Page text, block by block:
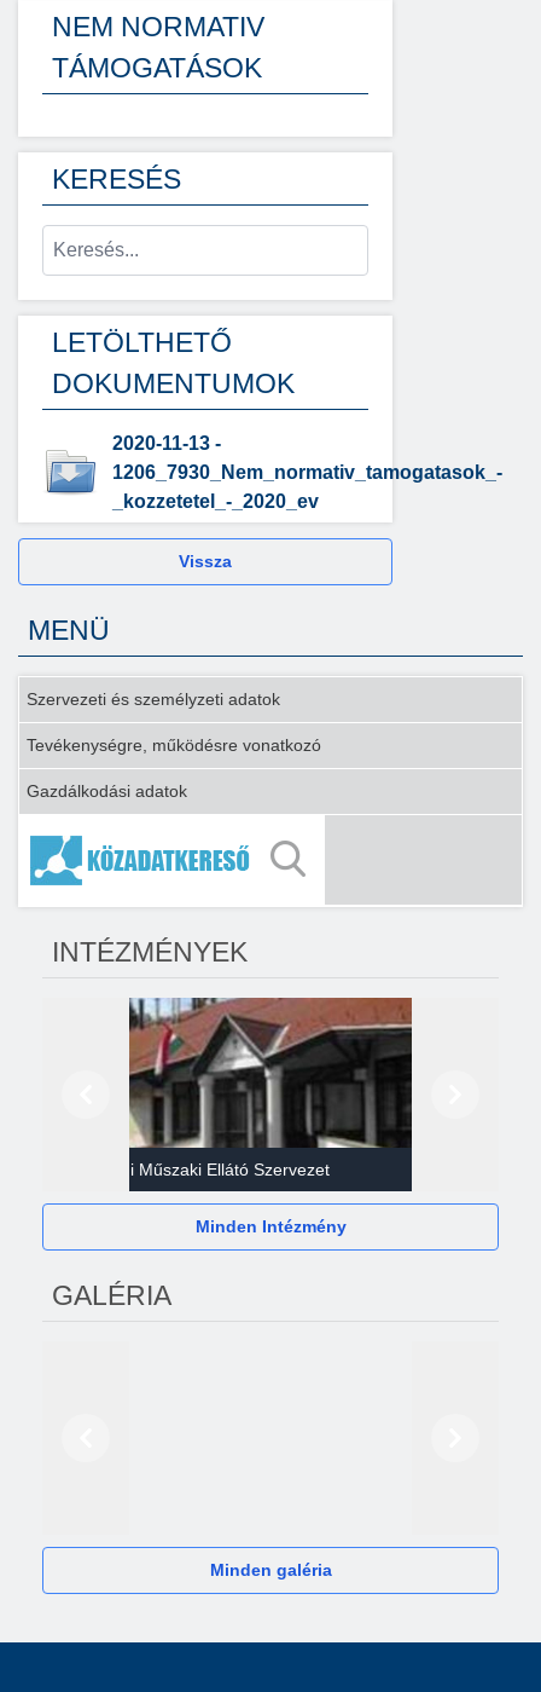
NEM NORMATIV
TÁMOGATÁSOK
KERESÉS
LETÖLTHETŐ
DOKUMENTUMOK
2020-11-13 -
1206_7930_Nem_normativ_tamogatasok_-
_kozzetetel_-_2020_ev
Vissza
MENÜ
Szervezeti és személyzeti adatok
Tevékenységre, működésre vonatkozó
Gazdálkodási adatok
INTÉZMÉNYEK
Gazdasági Műszaki Ellátó Szervezet
Minden Intézmény
GALÉRIA
Minden galéria